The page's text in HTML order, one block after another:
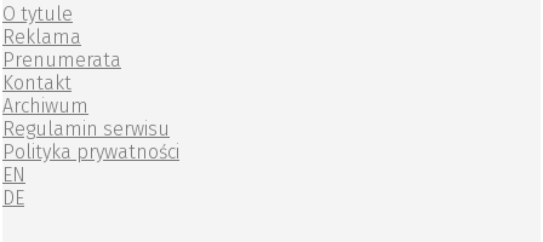
O tytule
Reklama
Prenumerata
Kontakt
Archiwum
Regulamin serwisu
Polityka prywatności
EN
DE